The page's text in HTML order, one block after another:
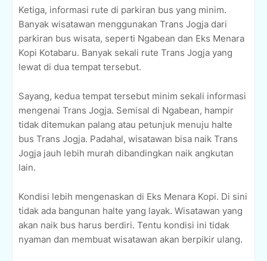
Ketiga, informasi rute di parkiran bus yang minim.
Banyak wisatawan menggunakan Trans Jogja dari
parkiran bus wisata, seperti Ngabean dan Eks Menara
Kopi Kotabaru. Banyak sekali rute Trans Jogja yang
lewat di dua tempat tersebut.
Sayang, kedua tempat tersebut minim sekali informasi
mengenai Trans Jogja. Semisal di Ngabean, hampir
tidak ditemukan palang atau petunjuk menuju halte
bus Trans Jogja. Padahal, wisatawan bisa naik Trans
Jogja jauh lebih murah dibandingkan naik angkutan
lain.
Kondisi lebih mengenaskan di Eks Menara Kopi. Di sini
tidak ada bangunan halte yang layak. Wisatawan yang
akan naik bus harus berdiri. Tentu kondisi ini tidak
nyaman dan membuat wisatawan akan berpikir ulang.